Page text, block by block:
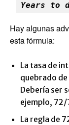
Years to
Hay algunas
esta fórmula:
La tasa de
quebrado
Debería ser
ejemplo, 72/
La regla de